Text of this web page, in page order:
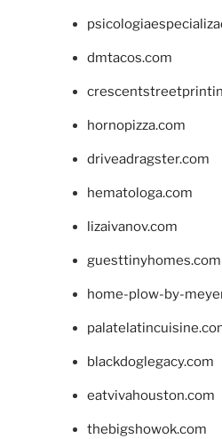
dmtacos.com
hornopizza.com
driveadragster.com
hematologa.com
lizaivanov.com
guesttinyhomes.com
home-plow-by-
blackdoglegacy.com
eatvivahouston.com
thebigshowok.com